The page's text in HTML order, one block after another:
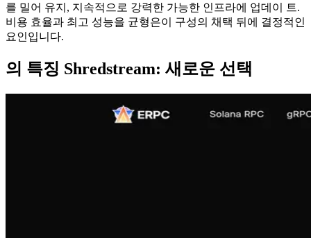
를 밀어 유지, 지속적으로 강력한 가능한 인프라에 업데이 트.
비용 효율과 최고 성능을 균형은이 구성의 채택 뒤에 결정적인
요인입니다.
의 특징 Shredstream: 새로운 선택